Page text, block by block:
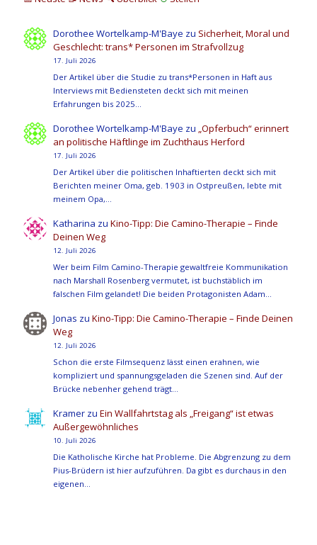
Dorothee Wortelkamp-M'Baye zu Sicherheit, Moral und
Geschlecht: trans* Personen im Strafvollzug
17. Juli 2026
Der Artikel über die Studie zu trans*Personen in Haft aus
Interviews mit Bediensteten deckt sich mit meinen
Erfahrungen bis 2025…
Dorothee Wortelkamp-M'Baye zu „Opferbuch“ erinnert
an politische Häftlinge im Zuchthaus Herford
17. Juli 2026
Der Artikel über die politischen Inhaftierten deckt sich mit
Berichten meiner Oma, geb. 1903 in Ostpreußen, lebte mit
meinem Opa,…
Katharina zuKino-Tipp: Die Camino-Therapie – Finde
Deinen Weg
12. Juli 2026
Wer beim Film Camino-Therapie gewaltfreie Kommunikation
nach Marshall Rosenberg vermutet, ist buchstäblich im
falschen Film gelandet! Die beiden Protagonisten Adam…
Jonas zuKino-Tipp: Die Camino-Therapie – Finde Deinen
Weg
12. Juli 2026
Schon die erste Filmsequenz lässt einen erahnen, wie
kompliziert und spannungsgeladen die Szenen sind. Auf der
Brücke nebenher gehend trägt…
Kramer zuEin Wallfahrtstag als „Freigang“ ist etwas
Außergewöhnliches
10. Juli 2026
Die Katholische Kirche hat Probleme. Die Abgrenzung zu dem
Pius-Brüdern ist hier aufzuführen. Da gibt es durchaus in den
eigenen…